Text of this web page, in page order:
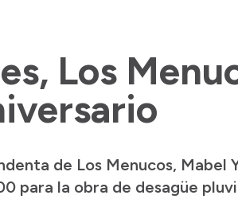
Los
de Los Menucos, Mabel
para la obra de desagüe